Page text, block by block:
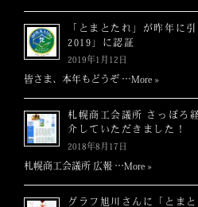
「とまとたれ」が昨年に
2019」に認証
2019年1月12日
皆さま、本年もどうぞ …More »
札幌商工会議所 さっぽろ
介していただきました！
2018年8月17日
札幌商工会議所 広報 …More »
グラフ旭川さんに「とま